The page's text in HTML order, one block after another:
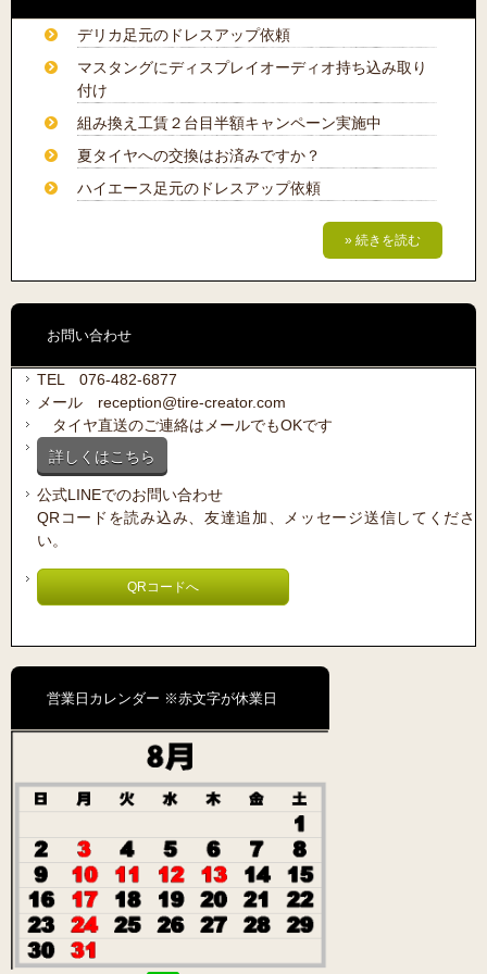
デリカ足元のドレスアップ依頼
マスタングにディスプレイオーディオ持ち込み取り
付け
組み換え工賃２台目半額キャンペーン実施中
夏タイヤへの交換はお済みですか？
ハイエース足元のドレスアップ依頼
» 続きを読む
お問い合わせ
TEL 076-482-6877
メール reception@tire-creator.com
タイヤ直送のご連絡はメールでもOKです
詳しくはこちら
公式LINEでのお問い合わせ
QRコードを読み込み、友達追加、メッセージ送信してくださ
い。
QRコードへ
営業日カレンダー ※赤文字が休業日